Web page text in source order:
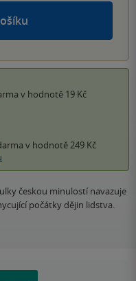
v hodnotě 19 Kč
v hodnotě 249 Kč
českou minulostí navazuje
počátky dějin lidstva.